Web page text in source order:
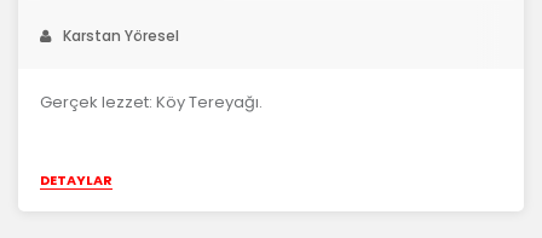
Karstan Yöresel
Gerçek lezzet: Köy Tereyağı.
DETAYLAR